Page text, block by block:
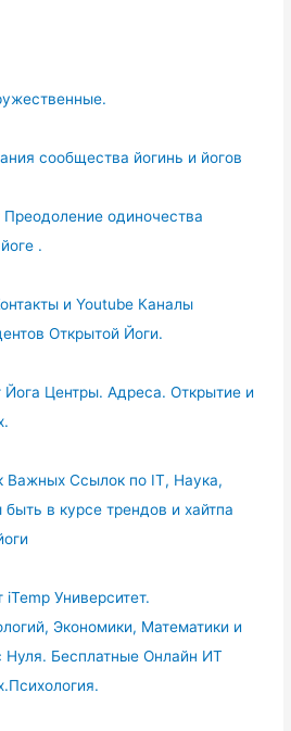
сообщества йогинь и йогов
одиночества
.
и Youtube Каналы
Открытой Йоги.
Центры. Адреса. Открытие и
Важных Ссылок по IT, Наука,
быть в курсе трендов и хайтпа
Университет.
Экономики, Математики и
Нуля. Бесплатные Онлайн ИТ